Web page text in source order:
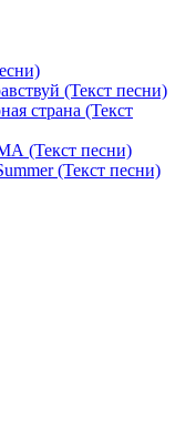
(Текст песни)
страна (Текст
песни)
(Текст песни)